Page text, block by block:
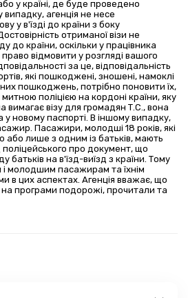
у країні, де буде проведено
агенція не несе
у в'їзді до країни з боку
отриманої візи не
до країни, оскільки у працівника
відмовити у розгляді вашого
за це, відповідальність
які пошкоджені, зношені, намоклі
пошкоджень, потрібно поновити їх,
поліцією на кордоні країни, яку
вимагає візу для громадян Т.C., вона
новому паспорті. В іншому випадку,
Пасажири, молодші 18 років, які
лише з одним із батьків, мають
поліцейського про документ, що
батьків на в'їзд-виїзд з країни. Тому
молодшим пасажирам та їхнім
в цих аспектах. Агенція вважає, що
на програми подорожі, прочитали та